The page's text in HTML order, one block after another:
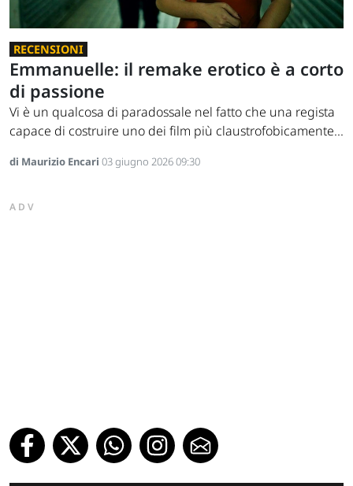
RECENSIONI
Emmanuelle: il remake erotico è a corto
di passione
Vi è un qualcosa di paradossale nel fatto che una regista
capace di costruire uno dei film più claustrofobicamente...
di Maurizio Encari 03 giugno 2026 09:30
ADV